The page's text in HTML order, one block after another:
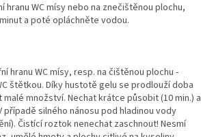
WC mísy nebo na znečištěnou plochu,
a poté opláchněte vodou.
hranu WC mísy, resp. na čištěnou plochu -
štětkou. Díky hustotě gelu se prodlouží doba
množství. Nechat krátce působit (10 min.) a
silného nánosu pod hladinou vody
Čistící roztok nenechat zaschnout! Nesmí